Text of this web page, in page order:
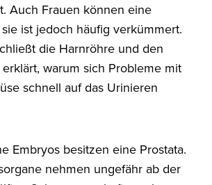
Auch Frauen können eine
ist jedoch häufig verkümmert.
die Harnröhre und den
erklärt, warum sich Probleme mit
schnell auf das Urinieren
Embryos besitzen eine Prostata.
nehmen ungefähr ab der